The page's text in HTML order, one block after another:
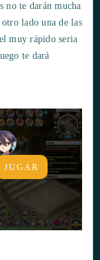
no te darán mucha
lado una de las
muy rápido seria
te dará
JUGAR